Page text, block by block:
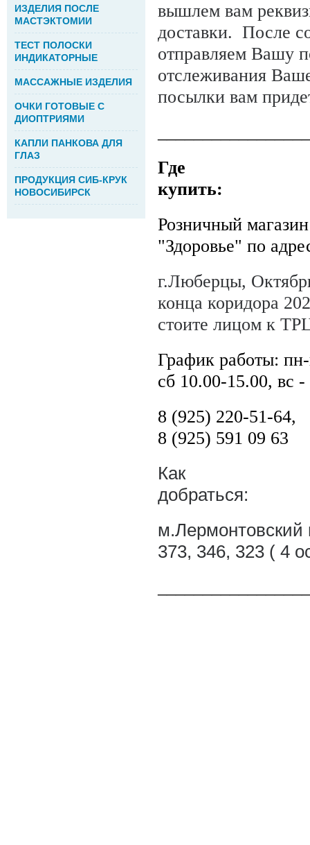
ИЗДЕЛИЯ ПОСЛЕ
МАСТЭКТОМИИ
ТЕСТ ПОЛОСКИ
ИНДИКАТОРНЫЕ
МАССАЖНЫЕ ИЗДЕЛИЯ
ОЧКИ ГОТОВЫЕ С
ДИОПТРИЯМИ
КАПЛИ ПАНКОВА ДЛЯ
ГЛАЗ
ПРОДУКЦИЯ СИБ-КРУК
НОВОСИБИРСК
вышлем вам
доставки. После
отправляем Вашу
отслеживания
посылки вам
Где
купить:
Розничный магазин
"Здоровье" по
г.Люберцы,
конца коридора
стоите лицом к
График работы:
сб 10.00-15.00, вс
8 (925) 220-51-64,
8 (925) 591 09 63
Как
добраться:
м.Лермонтовский
373, 346, 323 ( 4